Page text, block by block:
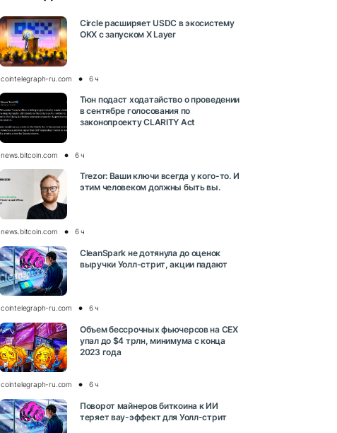
Circle расширяет USDC в экосистему
OKX с запуском X Layer
cointelegraph-ru.com 6 ч
Тюн подаст ходатайство о проведении
в сентябре голосования по
законопроекту CLARITY Act
news.bitcoin.com 6 ч
Trezor: Ваши ключи всегда у кого-то. И
этим человеком должны быть вы.
news.bitcoin.com 6 ч
CleanSpark не дотянула до оценок
выручки Уолл-стрит, акции падают
cointelegraph-ru.com 6 ч
Объем бессрочных фьючерсов на CEX
упал до $4 трлн, минимума с конца
2023 года
cointelegraph-ru.com 6 ч
Поворот майнеров биткоина к ИИ
теряет вау-эффект для Уолл-стрит